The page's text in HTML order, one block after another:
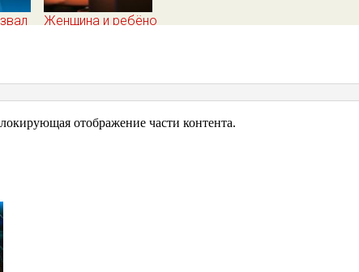
Женщина и ребёнок
отображение части контента.